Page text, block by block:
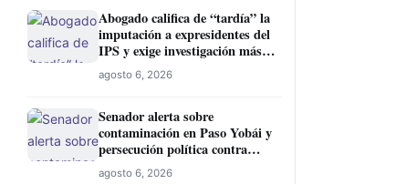
Abogado califica de “tardía” la
imputación a expresidentes del
IPS y exige investigación más
amplia
agosto 6, 2026
Senador alerta sobre
contaminación en Paso Yobái y
persecución política contra
Miguel Prieto
agosto 6, 2026